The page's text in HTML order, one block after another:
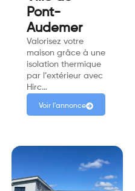
Pont-
Audemer
Valorisez votre
maison grâce à une
isolation thermique
par l’extérieur avec
Hirc…
Voir l'annonce